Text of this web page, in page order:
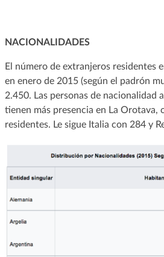
NACIONALIDADES
El número de extranjeros residentes
en enero de 2015 (según el padrón
2.450. Las personas de nacionalidad
tienen más presencia en La Orotava,
residentes. Le sigue Italia con 284 y